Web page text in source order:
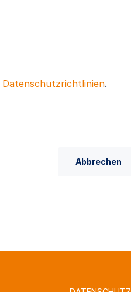
Datenschutzrichtlinien.
Abbrechen